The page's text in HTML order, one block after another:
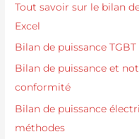
Tout savoir sur le bilan
Excel
Bilan de puissance
Bilan de puissance et
conformité
Bilan de puissance
méthodes